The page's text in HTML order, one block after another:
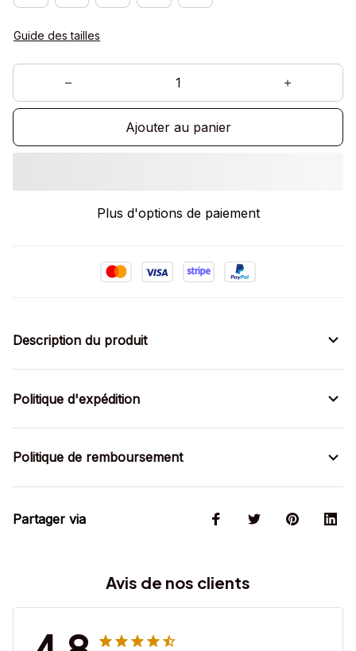
Guide des tailles
Ajouter au panier
Plus d'options de paiement
Description du produit
Politique d'expédition
Politique de remboursement
Partager via
Avis de nos clients